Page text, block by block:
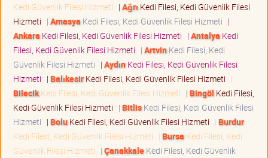
Kedi Güvenlik Filesi Hizmeti | Ağrı Kedi Filesi, Kedi Güvenlik Filesi
Hizmeti | Amasya Kedi Filesi, Kedi Güvenlik Filesi Hizmeti |
Ankara Kedi Filesi, Kedi Güvenlik Filesi Hizmeti | Antalya Kedi
Filesi, Kedi Güvenlik Filesi Hizmeti | ArtvinKedi Filesi, Kedi
Güvenlik Filesi Hizmeti | AydınKedi Filesi, Kedi Güvenlik Filesi
Hizmeti | BalıkesirKedi Filesi, Kedi Güvenlik Filesi Hizmeti |
BilecikKedi Filesi, Kedi Güvenlik Filesi Hizmeti | Bingöl Kedi Filesi,
Kedi Güvenlik Filesi Hizmeti | BitlisKedi Filesi, Kedi Güvenlik Filesi
Hizmeti | BoluKedi Filesi, Kedi Güvenlik Filesi Hizmeti | Burdur
Kedi Filesi, Kedi Güvenlik Filesi Hizmeti | Bursa Kedi Filesi, Kedi
Güvenlik Filesi Hizmeti | ÇanakkaleKedi Filesi, Kedi Güvenlik